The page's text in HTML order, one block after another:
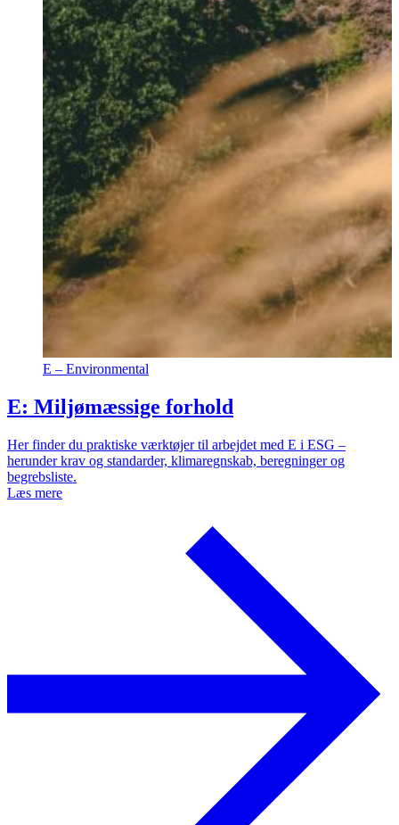
E – Environmental
E: Miljømæssige forhold
Her finder du praktiske værktøjer til arbejdet med E i ESG –
herunder krav og standarder, klimaregnskab, beregninger og
begrebsliste.
Læs mere